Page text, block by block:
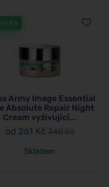
Army Image Essential
Absolute Repair Night
Cream vyživující...
od 261 Kč 340 Kč
Skladem